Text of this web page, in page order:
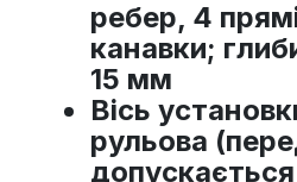
ребер, 4
канавки;
15 мм
Вісь
рульова
допускається